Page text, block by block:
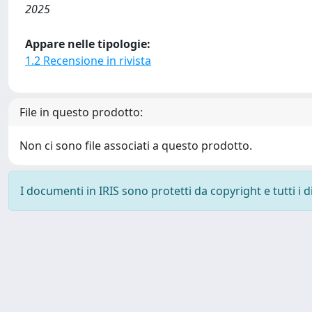
2025
Appare nelle tipologie:
1.2 Recensione in rivista
File in questo prodotto:
Non ci sono file associati a questo prodotto.
I documenti in IRIS sono protetti da copyright e tutti i